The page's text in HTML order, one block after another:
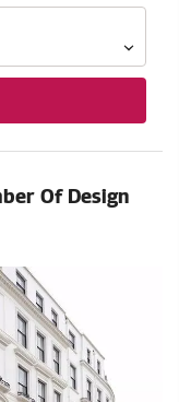
Of Design